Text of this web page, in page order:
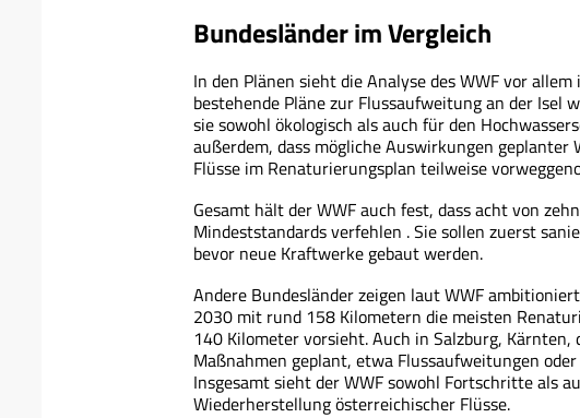
Bundesländer im Vergleich
In den Plänen sieht die Analyse des WWF vor
bestehende Pläne zur Flussaufweitung an der Isel
sie sowohl ökologisch als auch für den
außerdem, dass mögliche Auswirkungen
Flüsse im Renaturierungsplan teilweise
Gesamt hält der WWF auch fest, dass acht von
Mindeststandards verfehlen . Sie sollen zuerst
bevor neue Kraftwerke gebaut werden.
Andere Bundesländer zeigen laut WWF
2030 mit rund 158 Kilometern die meisten
140 Kilometer vorsieht. Auch in Salzburg,
Maßnahmen geplant, etwa Flussaufweitungen
Insgesamt sieht der WWF sowohl Fortschritte als
Wiederherstellung österreichischer Flüsse.